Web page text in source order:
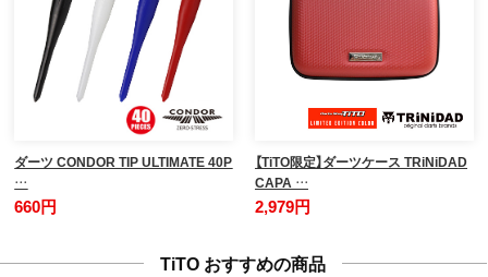
ダーツ CONDOR TIP ULTIMATE 40P
…
660円
【TiTO限定】ダーツケース TRiNiDAD
CAPA …
2,979円
TiTO おすすめの商品